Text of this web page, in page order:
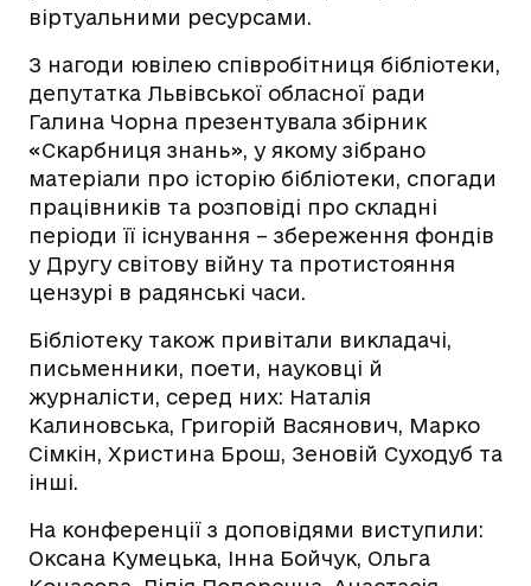
віртуальними ресурсами.
З нагоди ювілею співробітниця бібліотеки,
депутатка Львівської обласної ради
Галина Чорна презентувала збірник
«Скарбниця знань», у якому зібрано
матеріали про історію бібліотеки, спогади
працівників та розповіді про складні
періоди її існування – збереження фондів
у Другу світову війну та протистояння
цензурі в радянські часи.
Бібліотеку також привітали викладачі,
письменники, поети, науковці й
журналісти, серед них: Наталія
Калиновська, Григорій Васянович, Марко
Сімкін, Христина Брош, Зеновій Суходуб та
інші.
На конференції з доповідями виступили:
Оксана Кумецька, Інна Бойчук, Ольга